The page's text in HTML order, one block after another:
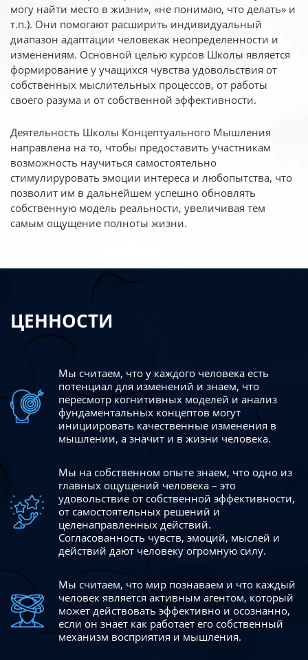
могу найти место в жизни», «не понимаю, что делать» и
т.п.). Они помогают расширить индивидуальный
диапазон адаптации человекак неопределенности и
изменениям. Основной целью курсов Школы является
формирование у учащихся чувства удовольствия от
собственных мыслительных процессов, от работы
своего разума и от собственной эффективности.
Деятельность Школы Концептуального Мышления
направлена на то, чтобы предоставить участникам
возможность научиться самостоятельно
стимулируровать эмоции интереса и любопытства, что
позволит им в дальнейшем успешно обновлять
собственную модель реальности, увеличивая тем
самым ощущение полноты жизни.
ЦЕННОСТИ
Мы считаем, что у каждого человека есть
потенциал для изменений и знаем, что
пересмотр когнитивных моделей и анализ
фундаментальных концептов могут
инициировать качественные изменения в
мышлении, а значит и в жизни человека.
Мы на собственном опыте знаем, что одно из
главных ощущений человека – это
удовольствие от собственной эффективности,
от самостоятельных решений и
целенаправленных действий.
Согласованность чувств, эмоций, мыслей и
действий дают человеку огромную силу.
Мы считаем, что мир познаваем и что каждый
человек является активным агентом, который
может действовать эффективно и осознанно,
если он знает как работает его собственный
механизм восприятия и мышления.